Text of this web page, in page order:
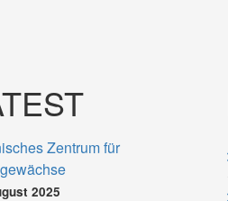
Zentrum für
2025